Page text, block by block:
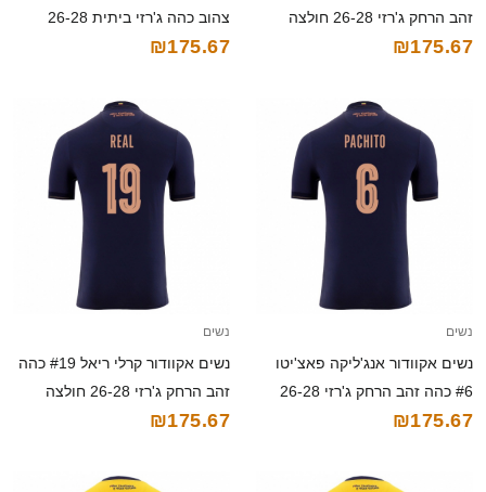
זהב הרחק ג'רזי 26-28 חולצה
קצרה
₪175.67
צהוב כהה ג'רזי ביתית 26-28
חולצה קצרה
₪175.67
נשים
נשים אקוודור אנג'ליקה פאצ'יטו
#6 כהה זהב הרחק ג'רזי 26-28
חולצה קצרה
₪175.67
נשים
נשים אקוודור קרלי ריאל #19 כהה
זהב הרחק ג'רזי 26-28 חולצה
קצרה
₪175.67